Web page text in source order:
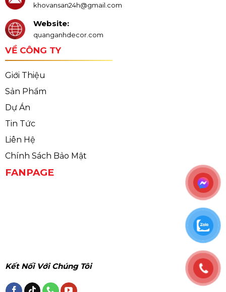
khovansan24h@gmail.com
Website:
quanganhdecor.com
VỀ CÔNG TY
Giới Thiệu
Sản Phẩm
Dự Án
Tin Tức
Liên Hệ
Chính Sách Bảo Mật
FANPAGE
Kết Nối Với Chúng Tôi